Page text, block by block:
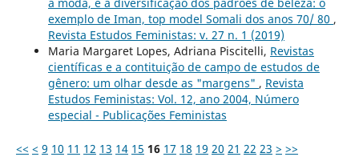
exemplo de Iman, top model Somali dos anos 70/ 80 ,
Revista Estudos Feministas: v. 27 n. 1 (2019)
Maria Margaret Lopes, Adriana Piscitelli, Revistas
científicas e a contituição de campo de estudos de
gênero: um olhar desde as "margens" , Revista
Estudos Feministas: Vol. 12, ano 2004, Número
especial - Publicações Feministas
<< < 9 10 11 12 13 14 15 16 17 18 19 20 21 22 23 > >>